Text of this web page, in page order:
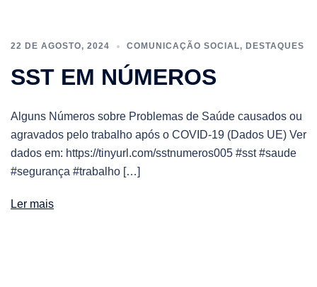
22 DE AGOSTO, 2024 COMUNICAÇÃO SOCIAL, DESTAQUES
SST EM NÚMEROS
Alguns Números sobre Problemas de Saúde causados ou
agravados pelo trabalho após o COVID-19 (Dados UE) Ver
dados em: https://tinyurl.com/sstnumeros005 #sst #saude
#segurança #trabalho […]
Ler mais